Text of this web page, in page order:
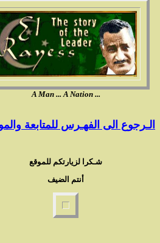
A Man ... A Nation ...
الـرجوع الى الفهـرس للمتابعة
شـكرا لزيارتكم للموقع
أنتم الضيف